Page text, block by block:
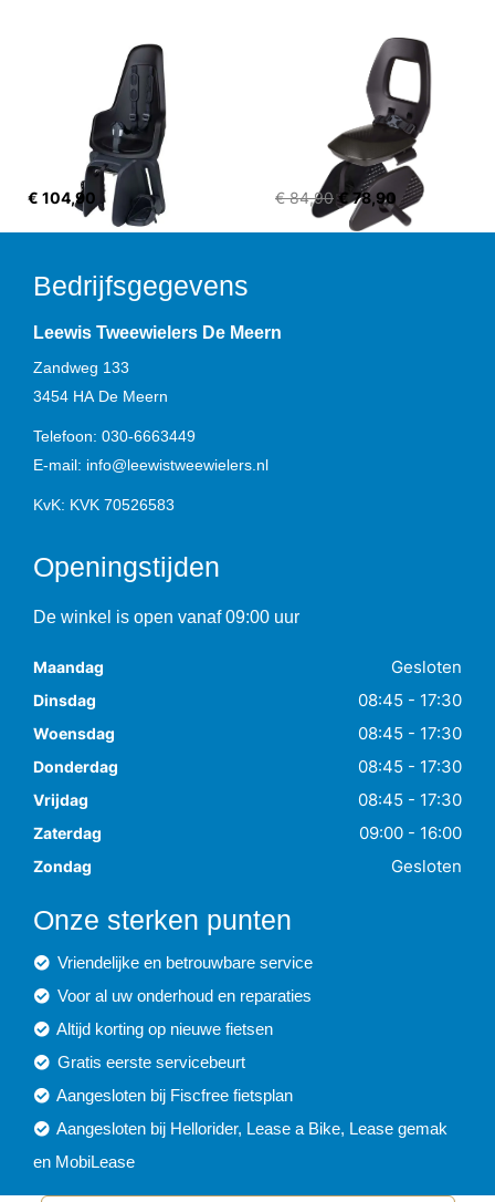
€ 104,90 € 84,90 € 78,90
Bedrijfsgegevens
Leewis Tweewielers De Meern
Zandweg 133
3454 HA De Meern
Telefoon: 030-6663449
E-mail: info@leewistweewielers.nl
KvK: KVK 70526583
Openingstijden
De winkel is open vanaf 09:00 uur
Maandag Gesloten
Dinsdag 08:45 - 17:30
Woensdag 08:45 - 17:30
Donderdag 08:45 - 17:30
Vrijdag 08:45 - 17:30
Zaterdag 09:00 - 16:00
Zondag Gesloten
Onze sterken punten
Vriendelijke en betrouwbare service
Voor al uw onderhoud en reparaties
Altijd korting op nieuwe fietsen
Gratis eerste servicebeurt
Aangesloten bij Fiscfree fietsplan
Aangesloten bij Hellorider, Lease a Bike, Lease gemak
en MobiLease